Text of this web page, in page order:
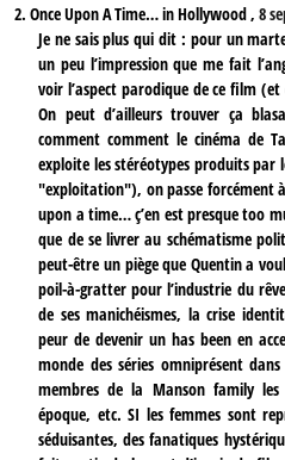
2. Once Upon A Time… in Hollywood ,8
Je ne sais plus qui dit : pour un
un peu l’impression que me fait
voir l’aspect parodique de ce film
On peut d’ailleurs trouver ça
comment comment le cinéma de
exploite les stéréotypes produits par
"exploitation"), on passe forcément
upon a time… ç’en est presque too
que de se livrer au schématisme
peut-être un piège que Quentin a
poil-à-gratter pour l’industrie du
de ses manichéismes, la crise
peur de devenir un has been en
monde des séries omniprésent
membres de la Manson family les
époque, etc. SI les femmes sont
séduisantes, des fanatiques